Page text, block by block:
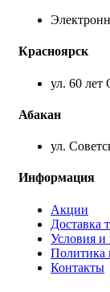
Красноярск
ул. 60 лет
Абакан
ул.
Информация
Акции
Доставка
Условия
Политика
Контакты